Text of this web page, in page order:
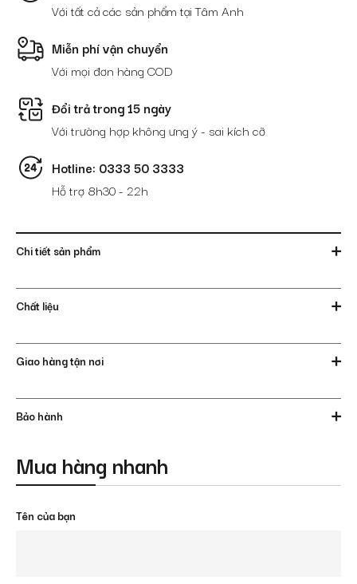
Với tất cả các sản phẩm tại Tâm Anh
Miễn phí vận chuyển
Với mọi đơn hàng COD
Đổi trả trong 15 ngày
Với trường hợp không ưng ý - sai kích cỡ
Hotline: 0333 50 3333
Hỗ trợ 8h30 - 22h
Chi tiết sản phẩm
Chất liệu
Giao hàng tận nơi
Bảo hành
Mua hàng nhanh
Tên của bạn